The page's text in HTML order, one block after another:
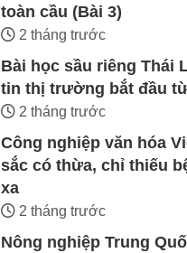
toàn cầu (Bài 3)
2 tháng trước
Bài học sầu riêng Thái
tin thị trường bắt đầu
2 tháng trước
Công nghiệp văn hóa
sắc có thừa, chỉ thiếu
xa
2 tháng trước
Nông nghiệp Trung